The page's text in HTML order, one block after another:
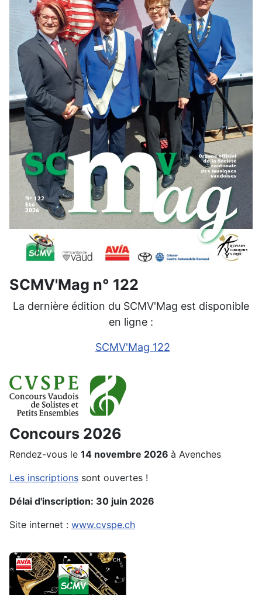
SCMV'Mag n° 122
La dernière édition du SCMV'Mag est disponible
en ligne :
SCMV'Mag 122
Concours 2026
Rendez-vous le 14 novembre 2026 à Avenches
Les inscriptions sont ouvertes !
Délai d'inscription: 30 juin 2026
Site internet : www.cvspe.ch